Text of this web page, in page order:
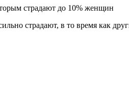
страдают до 10% женщин
страдают, в то время как